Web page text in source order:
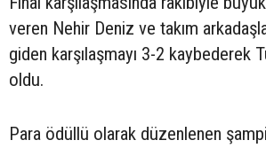
veren Nehir Deniz ve takım
giden karşılaşmayı 3-2 kaybederek
oldu.
Para ödüllü olarak düzenlenen